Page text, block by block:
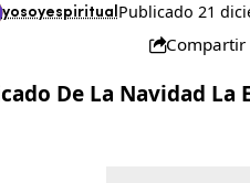
yosoyespiritualPublicado 21
Compartir